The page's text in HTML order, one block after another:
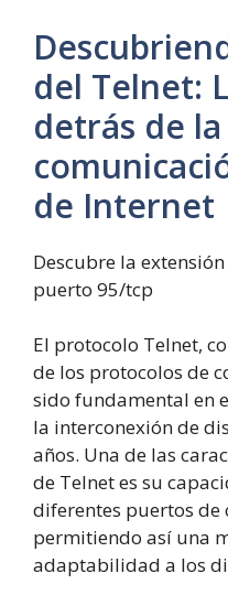
del Telnet:
detrás de
de Internet
Descubre la
puerto 95/tcp
El protocolo Telnet,
de los protocolos de
sido fundamental en
la interconexión de
años. Una de las
de Telnet es su
diferentes puertos de
permitiendo así una
adaptabilidad a los